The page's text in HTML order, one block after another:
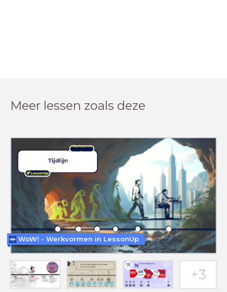
Meer lessen zoals deze
WoW! - Werkvormen in LessonUp